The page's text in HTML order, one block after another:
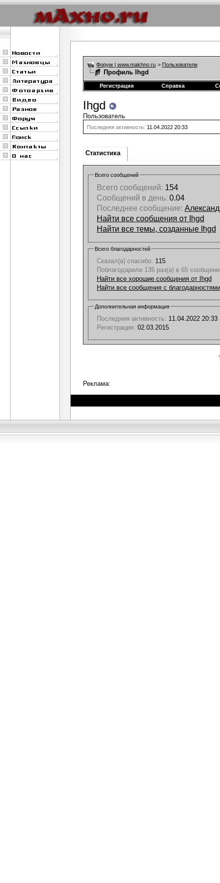
Форум | www.makhno.ru > Пользователи
Профиль Ihgd
Регистрация Справка
Ihgd
Пользователь
Последняя активность: 11.04.2022 20:33
Статистика
Всего сообщений
Всего сообщений: 154
Сообщений в день: 0.04
Последнее сообщение:
Найти все сообщения от Ihgd
Найти все темы, созданные Ihgd
Всего благодарностей
Сказал(а) спасибо: 115
Поблагодарили 135 раз(а) в 65
Найти все хорошие сообщения от Ihgd
Найти все сообщения с
Дополнительная информация
Последняя активность: 11.04.2022 20:33
Регистрация: 02.03.2015
Реклама: